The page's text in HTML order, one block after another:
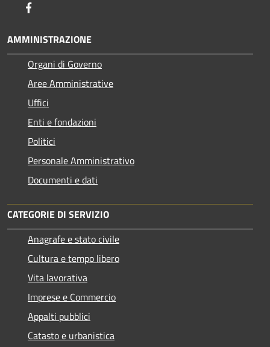
AMMINISTRAZIONE
Organi di Governo
Aree Amministrative
Uffici
Enti e fondazioni
Politici
Personale Amministrativo
Documenti e dati
CATEGORIE DI SERVIZIO
Anagrafe e stato civile
Cultura e tempo libero
Vita lavorativa
Imprese e Commercio
Appalti pubblici
Catasto e urbanistica